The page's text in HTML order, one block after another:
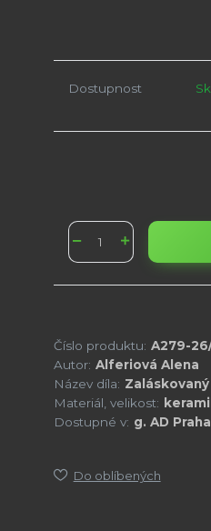
Dostupnost
Číslo produktu: A279-
Autor: Alferiová Alena
Název díla:
Materiál, velikost:
Dostupné v: g. AD Praha
Do oblíbených